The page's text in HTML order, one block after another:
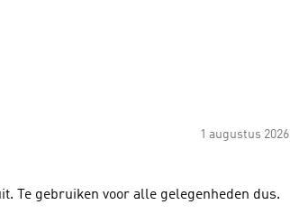
1 augustus 2026
Te gebruiken voor alle gelegenheden dus.